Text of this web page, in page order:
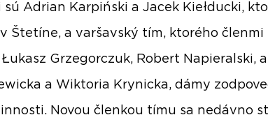
sú Adrian Karpiński a Jacek Kiełducki,
Štetíne, a varšavský tím, ktorého členmi
Łukasz Grzegorczuk, Robert Napieralski,
a Wiktoria Krynicka, dámy
Novou členkou tímu sa nedávno